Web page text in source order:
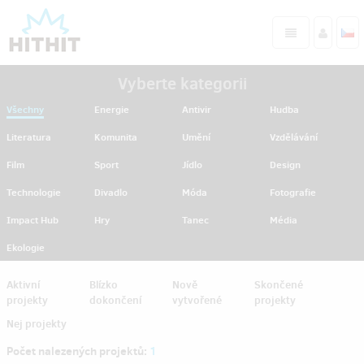
Všechny Energie Antivir
Hudba
Literatura
Komunita Umění
Vzdělávání
Film
Sport Jídlo
Design
Technologie
Divadlo Móda
Fotografie
Impact Hub
Hry Tanec
Média
Ekologie
Aktivní
projekty
Blízko
dokončení
Nově
vytvořené
Skončené
projekty
Nej projekty
Počet nalezených projektů: 1